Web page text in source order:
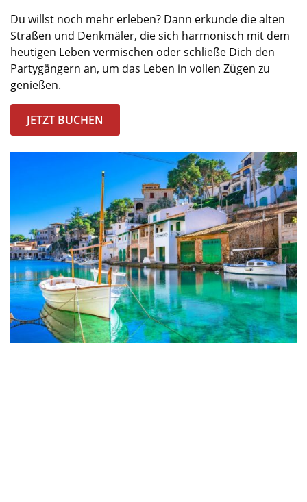
Du willst noch mehr erleben? Dann erkunde die alten
Straßen und Denkmäler, die sich harmonisch mit dem
heutigen Leben vermischen oder schließe Dich den
Partygängern an, um das Leben in vollen Zügen zu
genießen.
JETZT BUCHEN